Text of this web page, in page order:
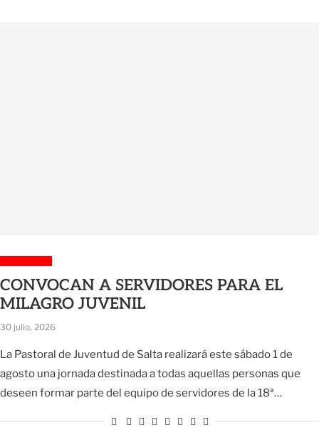
CONVOCAN A SERVIDORES PARA EL
MILAGRO JUVENIL
30 julio, 2026
La Pastoral de Juventud de Salta realizará este sábado 1 de
agosto una jornada destinada a todas aquellas personas que
deseen formar parte del equipo de servidores de la 18ª…